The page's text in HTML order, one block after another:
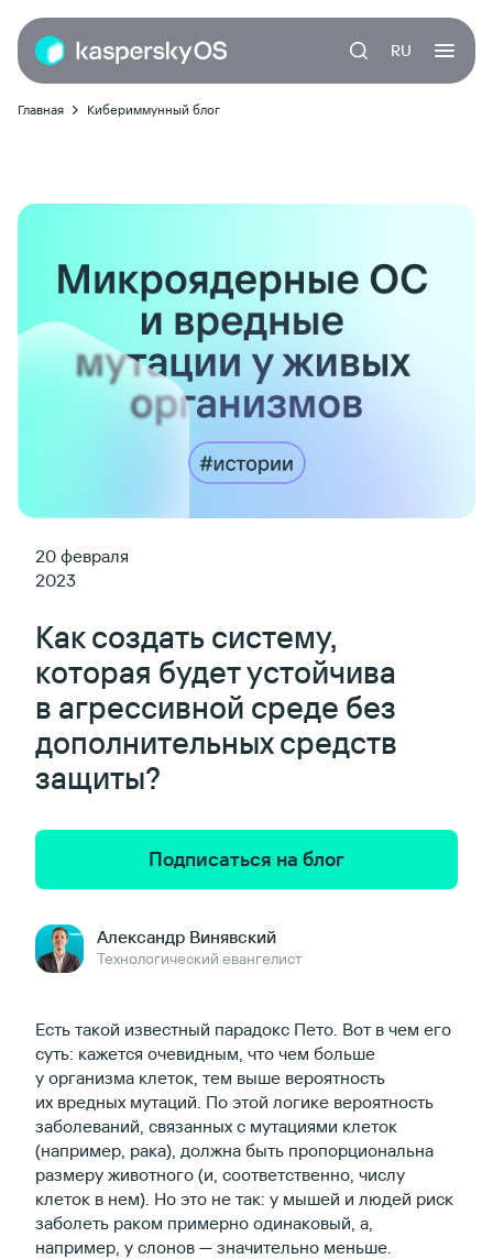
RU
Главная Кибериммунный блог
20 февраля
2023
Как создать систему,
которая будет устойчива
в агрессивной среде без
дополнительных средств
защиты?
Подписаться на блог
Александр Винявский
Технологический евангелист
Есть такой известный парадокс Пето. Вот в чем его
суть: кажется очевидным, что чем больше
у организма клеток, тем выше вероятность
их вредных мутаций. По этой логике вероятность
заболеваний, связанных с мутациями клеток
(например, рака), должна быть пропорциональна
размеру животного (и, соответственно, числу
клеток в нем). Но это не так: у мышей и людей риск
заболеть раком примерно одинаковый, а,
например, у слонов — значительно меньше.